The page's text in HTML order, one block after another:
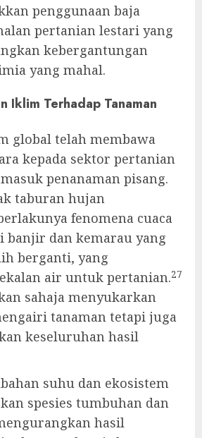
penggunaan baja
pertanian lestari yang
kebergantungan
yang mahal.
Iklim Terhadap Tanaman
global telah membawa
kepada sektor pertanian
penanaman pisang.
taburan hujan
fenomena cuaca
banjir dan kemarau yang
berganti, yang
air untuk pertanian.27
sahaja menyukarkan
tanaman tetapi juga
keseluruhan hasil
suhu dan ekosistem
spesies tumbuhan dan
hasil